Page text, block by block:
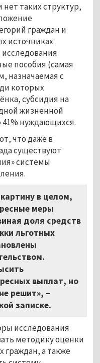
таких структур,
граждан и
источниках
пособия (самая
назначаемая с
которых
субсидия на
жизненной
41% нуждающихся.
что даже в
существуют
системы
в целом,
меры
доля средств
льготных
выплат, но
решит», –
записке.
исследования
методику оценки
граждан, а также